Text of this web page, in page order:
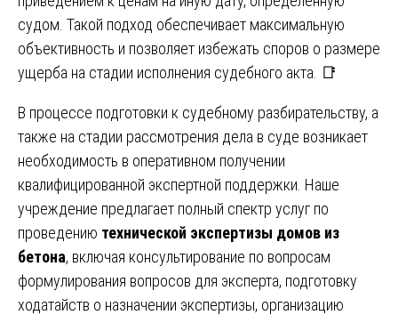
судом. Такой подход обеспечивает максимальную
объективность и позволяет избежать споров о размере
ущерба на стадии исполнения судебного акта. 📑
В процессе подготовки к судебному разбирательству, а
также на стадии рассмотрения дела в суде возникает
необходимость в оперативном получении
квалифицированной экспертной поддержки. Наше
учреждение предлагает полный спектр услуг по
проведению технической экспертизы домов из
бетона, включая консультирование по вопросам
формулирования вопросов для эксперта, подготовку
ходатайств о назначении экспертизы, организацию